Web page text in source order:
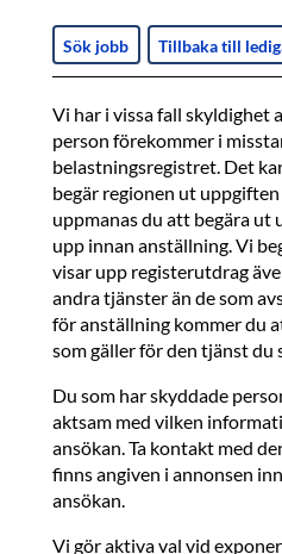
Sök jobb Tillbaka till
Vi har i vissa fall skyldighet
person förekommer i
belastningsregistret. Det
begär regionen ut
uppmanas du att begära ut
upp innan anställning. Vi
visar upp registerutdrag
andra tjänster än de som
för anställning kommer du
som gäller för den tjänst du
Du som har skyddade
aktsam med vilken
ansökan. Ta kontakt med
finns angiven i annonsen
ansökan.
Vi gör aktiva val vid